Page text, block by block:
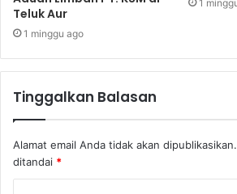
Teluk Aur
1 minggu ago
1
Tinggalkan Balasan
Alamat email Anda tidak akan dipublikasikan.
ditandai *